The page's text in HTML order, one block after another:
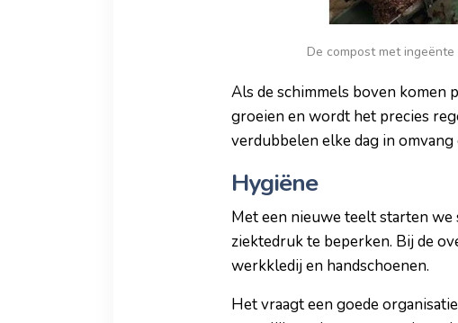
De compost met
Als de schimmels boven komen
groeien en wordt het precies
verdubbelen elke dag in
Hygiëne
Met een nieuwe teelt starten we
ziektedruk te beperken. Bij de
werkkledij en handschoenen.
Het vraagt een goede